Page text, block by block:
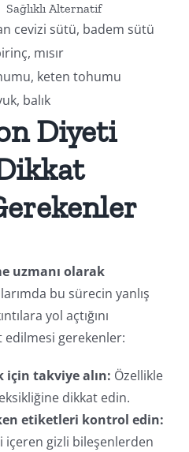
Sağlıklı Alternatif
cevizi sütü, badem sütü
mısır
keten tohumu
balık
Diyeti
uzmanı olarak
bu sürecin yanlış
yol açtığını
edilmesi gerekenler:
için takviye alın: Özellikle
dikkat edin.
etiketleri kontrol edin:
gizli bileşenlerden